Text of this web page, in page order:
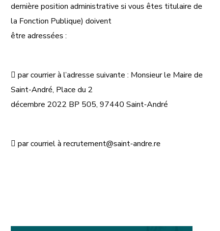
dernière position administrative si vous êtes titulaire de
la Fonction Publique) doivent
être adressées :
 par courrier à l’adresse suivante : Monsieur le Maire de
Saint-André, Place du 2
décembre 2022 BP 505, 97440 Saint-André
 par courriel à recrutement@saint-andre.re